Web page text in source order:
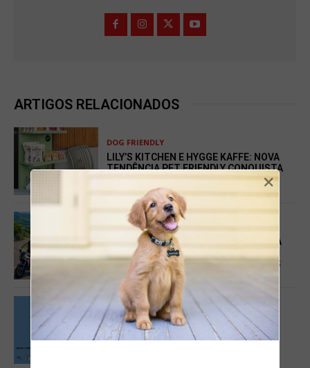
ARTIGOS RELACIONADOS
DOG FRIENDLY
LILY’S KITCHEN E HYGGE KAFFE: NOVA
TENDÊNCIA PET FRIENDLY CONQUISTA
TUTORES E PATUDOS
DOG FRIENDLY
PARQUE NASCENTE REFORÇA APOSTA
PET FRIENDLY COM NOVAS
EXPERIÊNCIAS PARA CÃES E TUTORES
EVENTOS
SANTARÉM RECEBE O II FESTIVAL DO
CÃO
×